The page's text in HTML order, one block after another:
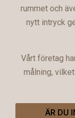
rummet och
nytt intryck
Vårt företag
målning,
ÄR DU